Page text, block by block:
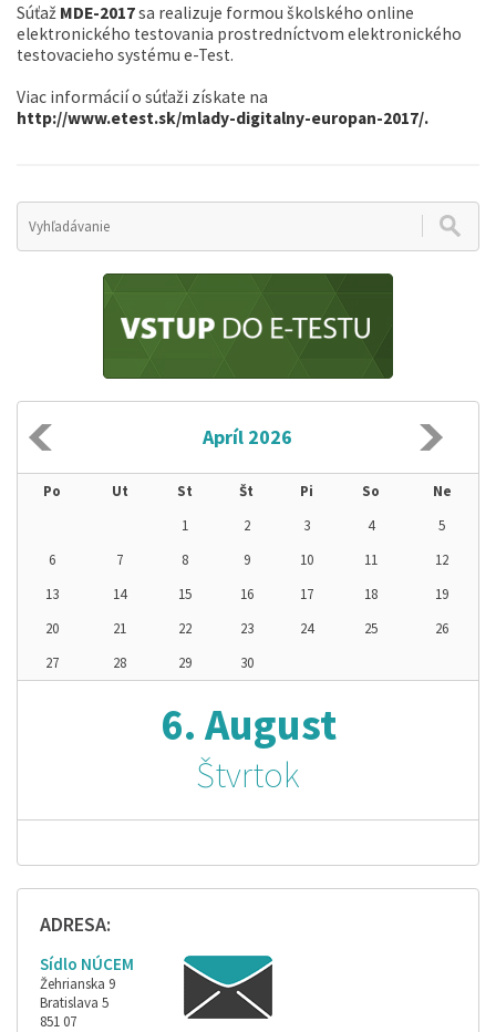
Súťaž MDE-2017sa realizuje formou školského online
elektronického testovania prostredníctvom elektronického
testovacieho systému e-Test.
Viac informácií o súťaži získate na
http://www.etest.sk/mlady-digitalny-europan-2017/.
Apríl 2026
Po Ut St Št Pi So
Ne
1
2 3 4
5
6
7 8 9 10 11
12
13
14 15 16 17 18
19
20
21 22 23 24 25
26
27
28 29 30
6. August
Štvrtok
ADRESA:
Sídlo NÚCEM
Žehrianska 9
Bratislava 5
851 07